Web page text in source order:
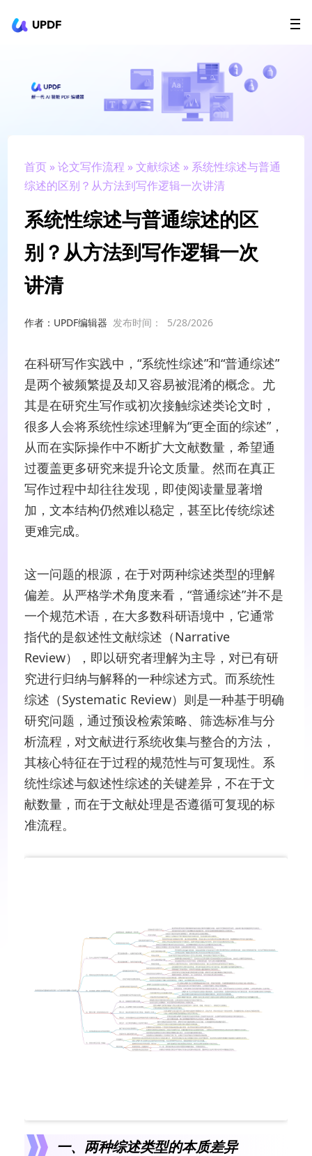
UPDF
AI Agents
政企采购
升级会员
首页 »论文写作流程 »文献综述 » 系统性综述与普通
综述的区别？从方法到写作逻辑一次讲清
系统性综述与普通综述的区
别？从方法到写作逻辑一次
讲清
作者：UPDF编辑器 发布时间： 5/28/2026
在科研写作实践中，“系统性综述”和“普通综述”
是两个被频繁提及却又容易被混淆的概念。尤
其是在研究生写作或初次接触综述类论文时，
很多人会将系统性综述理解为“更全面的综述”，
从而在实际操作中不断扩大文献数量，希望通
过覆盖更多研究来提升论文质量。然而在真正
写作过程中却往往发现，即使阅读量显著增
加，文本结构仍然难以稳定，甚至比传统综述
更难完成。
这一问题的根源，在于对两种综述类型的理解
偏差。从严格学术角度来看，“普通综述”并不是
一个规范术语，在大多数科研语境中，它通常
指代的是叙述性文献综述（Narrative
Review），即以研究者理解为主导，对已有研
究进行归纳与解释的一种综述方式。而系统性
综述（Systematic Review）则是一种基于明确
研究问题，通过预设检索策略、筛选标准与分
析流程，对文献进行系统收集与整合的方法，
其核心特征在于过程的规范性与可复现性。系
统性综述与叙述性综述的关键差异，不在于文
献数量，而在于文献处理是否遵循可复现的标
准流程。
一、两种综述类型的本质差异